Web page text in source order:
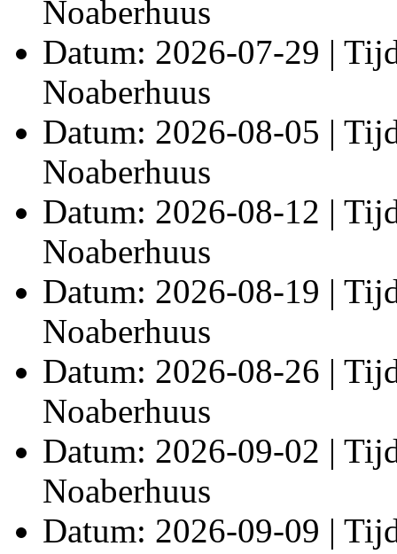
Noaberhuus
Datum: 2026-07-29 |
Noaberhuus
Datum: 2026-08-05 |
Noaberhuus
Datum: 2026-08-12 |
Noaberhuus
Datum: 2026-08-19 |
Noaberhuus
Datum: 2026-08-26 |
Noaberhuus
Datum: 2026-09-02 |
Noaberhuus
Datum: 2026-09-09 |